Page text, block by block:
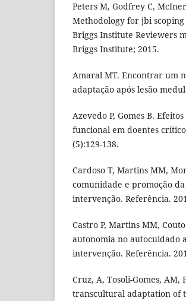
Peters M, Godfrey C,
Methodology for jbi
Briggs Institute Reviewers
Briggs Institute; 2015.
Amaral MT. Encontrar um
adaptação após lesão
Azevedo P, Gomes B.
funcional em doentes
(5):129-138.
Cardoso T, Martins MM,
comunidade e promoção
intervenção. Referência.
Castro P, Martins MM,
autonomia no autocuidado
intervenção. Referência.
Cruz, A, Tosoli-Gomes,
transcultural adaptation of